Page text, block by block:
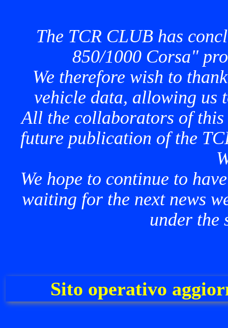
The TCR CLUB has
850/1000 Corsa"
We therefore wish to
vehicle data, allowing us
All the collaborators of
future publication of the
We hope to continue to
waiting for the next news
under the
Sito operativo